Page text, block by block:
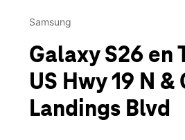
Vie.:10:00 a.m. a 8:00 p.m.
33100 US Highway 19 N Palm
Samsung
Galaxy S26 en
US Hwy 19 N &
Landings Blvd